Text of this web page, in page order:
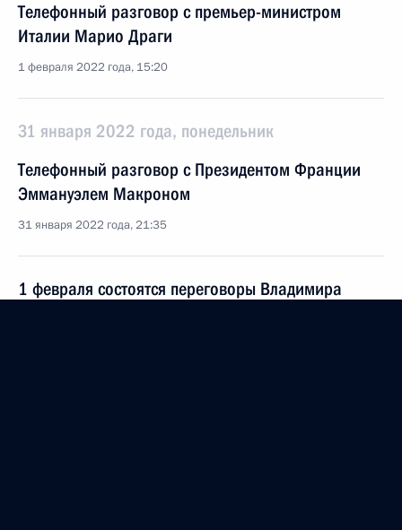
Телефонный разговор с премьер-министром
Италии Марио Драги
1 февраля 2022 года, 15:20
31 января 2022 года, понедельник
Телефонный разговор с Президентом Франции
Эммануэлем Макроном
31 января 2022 года, 21:35
1 февраля состоятся переговоры Владимира